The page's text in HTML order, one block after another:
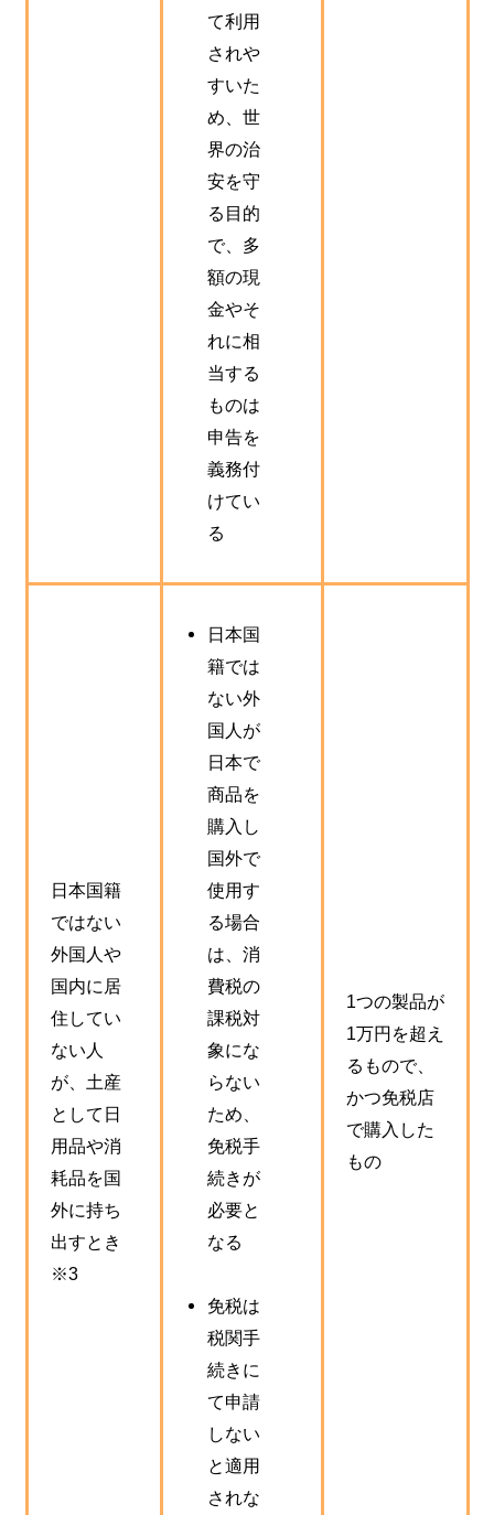
て利用
されや
すいた
め、世
界の治
安を守
る目的
で、多
額の現
金やそ
れに相
当する
ものは
申告を
義務付
けてい
る
日本国籍
ではない
外国人や
国内に居
住してい
ない人
が、土産
として日
用品や消
耗品を国
外に持ち
出すとき
※3
日本国
籍では
ない外
国人が
日本で
商品を
購入し
国外で
使用す
る場合
は、消
費税の
課税対
象にな
らない
ため、
免税手
続きが
必要と
なる
免税は
税関手
続きに
て申請
しない
と適用
されな
1つの製品が
1万円を超え
るもので、
かつ免税店
で購入した
もの